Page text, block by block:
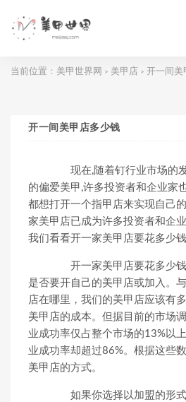
当前位置： 美甲世界网 > 美甲店 > 开一间美
开一间美甲店多少钱
现在,随着钉行业市场的发
的偏爱美甲,许多投资者和企业家
都想打开一个指甲店来实现自己
家美甲店已成为许多投资者和企
我们看看开一家美甲店要花多少钱
开一家美甲店要花多少钱
是否要开自己的美甲店或加入。
店在哪里，我们的美甲店应该有
美甲店的成本。但据目前的市场
业成功率仅占整个市场的13%以
业成功率却超过86%。根据这些
美甲店的方式。
如果你选择以加盟的形式